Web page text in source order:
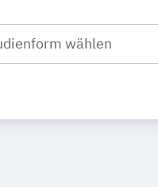
wählen